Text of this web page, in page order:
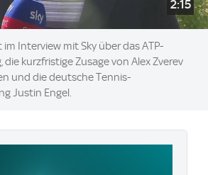
2:15
im Interview mit Sky über das ATP-
die kurzfristige Zusage von Alex Zverev
und die deutsche Tennis-
Justin Engel.